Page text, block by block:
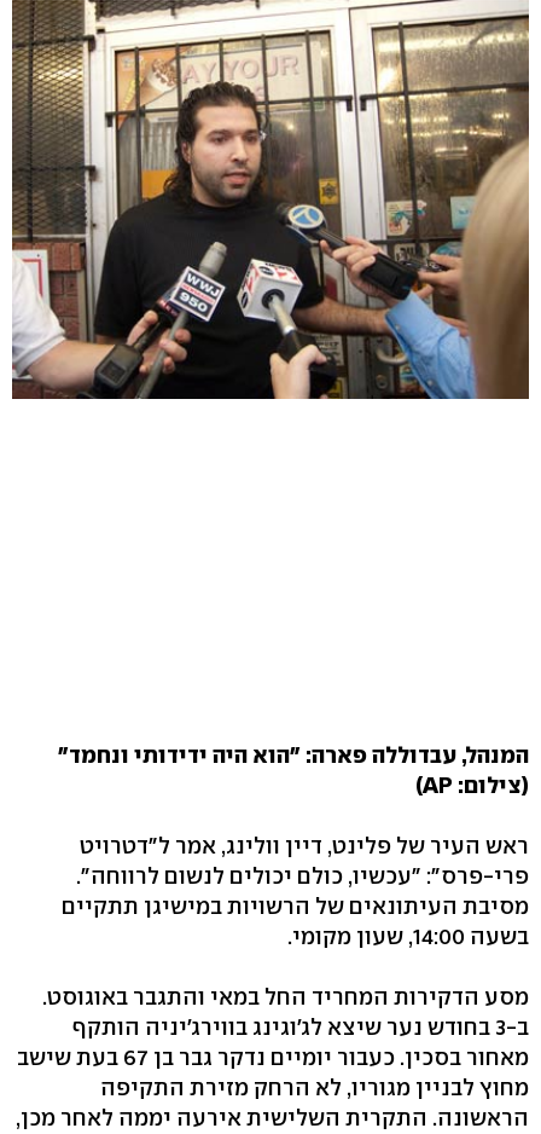
המנהל, עבדוללה פארה: "הוא היה ידידותי ונחמד"
(צילום: AP)
ראש העיר של פלינט, דיין וולינג, אמר ל"דטרויט
פרי-פרס": "עכשיו, כולם יכולים לנשום לרווחה".
מסיבת העיתונאים של הרשויות במישיגן תתקיים
בשעה 14:00, שעון מקומי.
מסע הדקירות המחריד החל במאי והתגבר באוגוסט.
ב-3 בחודש נער שיצא לג'וגינג בווירג'יניה הותקף
מאחור בסכין. כעבור יומיים נדקר גבר בן 67 בעת שישב
מחוץ לבניין מגוריו, לא הרחק מזירת התקיפה
הראשונה. התקרית השלישית אירעה יממה לאחר מכן,